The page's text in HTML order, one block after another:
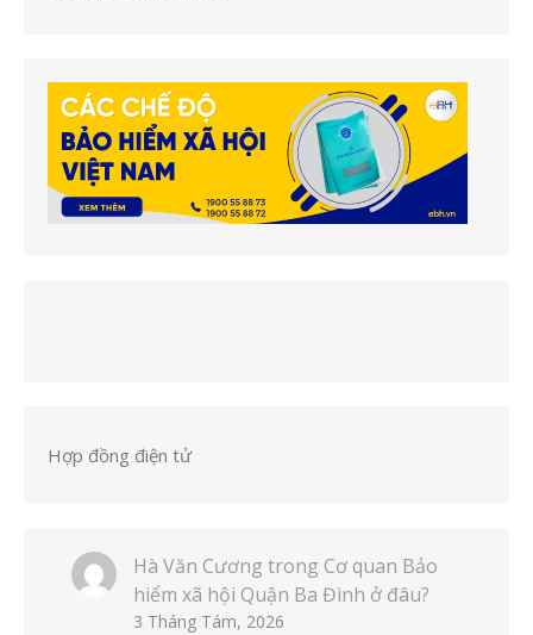
Hợp đồng điện tử
Hà Văn Cương trong Cơ quan Bảo
hiểm xã hội Quận Ba Đình ở đâu?
3 Tháng Tám, 2026